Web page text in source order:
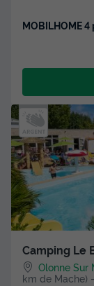
MOBILHOME
Camping Le
Olonne Sur
km de Mache) -